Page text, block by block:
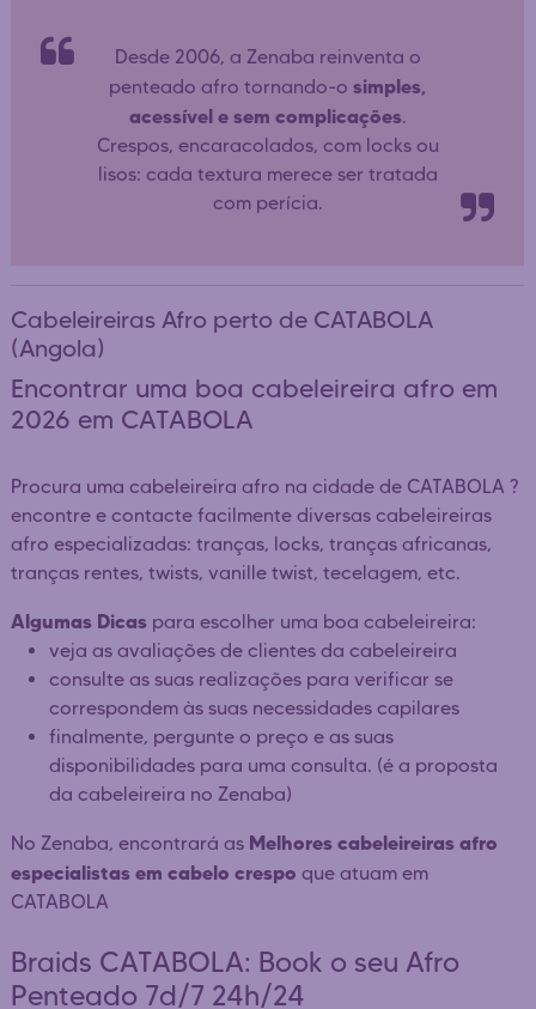
Desde 2006, a Zenaba reinventa o
penteado afro tornando-o simples,
acessível e sem complicações.
Crespos, encaracolados, com locks ou
lisos: cada textura merece ser tratada
com perícia.
Cabeleireiras Afro perto de CATABOLA
(Angola)
Encontrar uma boa cabeleireira afro em
2026 em CATABOLA
Procura uma cabeleireira afro na cidade de CATABOLA ?
encontre e contacte facilmente diversas cabeleireiras
afro especializadas: tranças, locks, tranças africanas,
tranças rentes, twists, vanille twist, tecelagem, etc.
Algumas Dicas para escolher uma boa cabeleireira:
veja as avaliações de clientes da cabeleireira
consulte as suas realizações para verificar se
correspondem às suas necessidades capilares
finalmente, pergunte o preço e as suas
disponibilidades para uma consulta. (é a proposta
da cabeleireira no Zenaba)
No Zenaba, encontrará as Melhores cabeleireiras afro
especialistas em cabelo crespo que atuam em
CATABOLA
Braids CATABOLA: Book o seu Afro
Penteado 7d/7 24h/24